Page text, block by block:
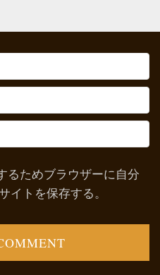
るためブラウザーに自分
イトを保存する。